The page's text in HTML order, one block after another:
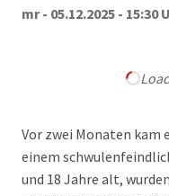
mr - 05.12.2025 - 15:30
Vor zwei Monaten kam
einem
und 18 Jahre alt,